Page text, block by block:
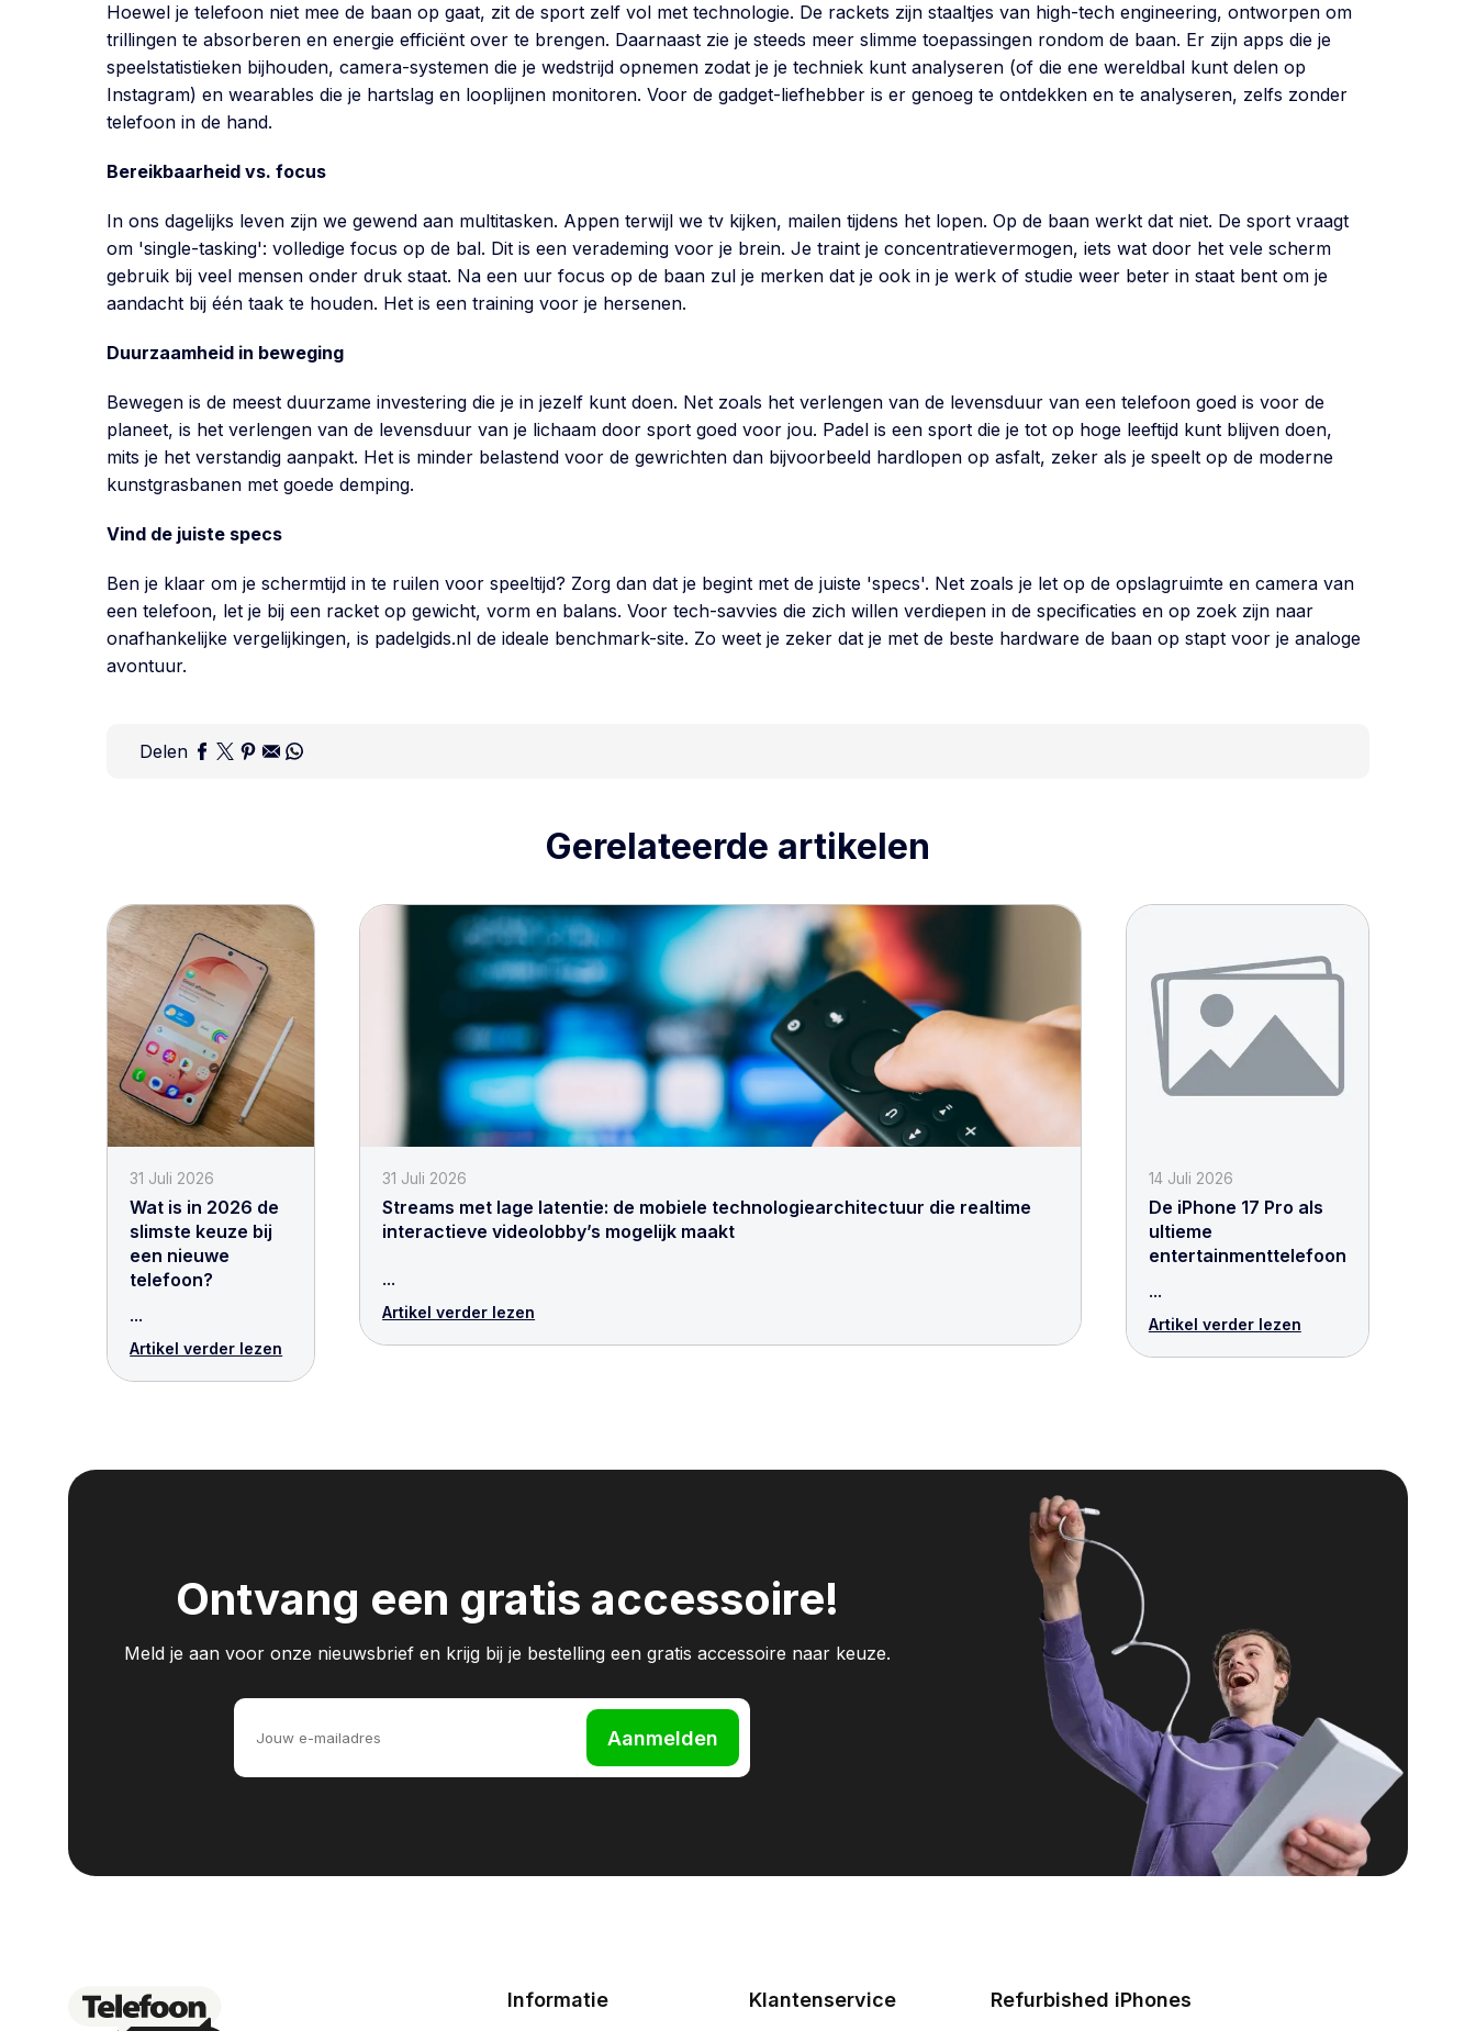
Hoewel je telefoon niet mee de baan op gaat, zit de sport zelf vol met technologie. De rackets zijn staaltjes van high-tech engineering, ontworpen om
trillingen te absorberen en energie efficiënt over te brengen. Daarnaast zie je steeds meer slimme toepassingen rondom de baan. Er zijn apps die je
speelstatistieken bijhouden, camera-systemen die je wedstrijd opnemen zodat je je techniek kunt analyseren (of die ene wereldbal kunt delen op
Instagram) en wearables die je hartslag en looplijnen monitoren. Voor de gadget-liefhebber is er genoeg te ontdekken en te analyseren, zelfs zonder
telefoon in de hand.
Bereikbaarheid vs. focus
In ons dagelijks leven zijn we gewend aan multitasken. Appen terwijl we tv kijken, mailen tijdens het lopen. Op de baan werkt dat niet. De sport vraagt
om 'single-tasking': volledige focus op de bal. Dit is een verademing voor je brein. Je traint je concentratievermogen, iets wat door het vele scherm
gebruik bij veel mensen onder druk staat. Na een uur focus op de baan zul je merken dat je ook in je werk of studie weer beter in staat bent om je
aandacht bij één taak te houden. Het is een training voor je hersenen.
Duurzaamheid in beweging
Bewegen is de meest duurzame investering die je in jezelf kunt doen. Net zoals het verlengen van de levensduur van een telefoon goed is voor de
planeet, is het verlengen van de levensduur van je lichaam door sport goed voor jou. Padel is een sport die je tot op hoge leeftijd kunt blijven doen,
mits je het verstandig aanpakt. Het is minder belastend voor de gewrichten dan bijvoorbeeld hardlopen op asfalt, zeker als je speelt op de moderne
kunstgrasbanen met goede demping.
Vind de juiste specs
Ben je klaar om je schermtijd in te ruilen voor speeltijd? Zorg dan dat je begint met de juiste 'specs'. Net zoals je let op de opslagruimte en camera van
een telefoon, let je bij een racket op gewicht, vorm en balans. Voor tech-savvies die zich willen verdiepen in de specificaties en op zoek zijn naar
onafhankelijke vergelijkingen, is padelgids.nl de ideale benchmark-site. Zo weet je zeker dat je met de beste hardware de baan op stapt voor je analoge
avontuur.
Delen
Gerelateerde artikelen
31 Juli 2026
Wat is in 2026 de
slimste keuze bij
een nieuwe
telefoon?
...
Artikel verder lezen
31 Juli 2026
Streams met lage latentie: de mobiele technologiearchitectuur die realtime
interactieve videolobby’s mogelijk maakt
...
Artikel verder lezen
14 Juli 2026
De iPhone 17 Pro als
ultieme
entertainmenttelefoon
...
Artikel verder lezen
Ontvang een gratis accessoire!
Meld je aan voor onze nieuwsbrief en krijg bij je bestelling een gratis accessoire naar keuze.
Aanmelden
Informatie Klantenservice Refurbished iPhones